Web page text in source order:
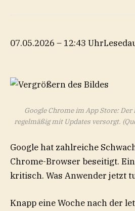
07.05.2026 – 12:43 Uhr
Google Chrome im App Store:
regelmäßig mit Updates versorgt.
Google hat zahlreiche
Chrome-Browser beseitigt.
kritisch. Was Anwender jetzt
Knapp eine Woche nach der